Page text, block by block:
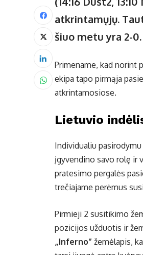
atkrintamųjų.
šiuo metu yra 2-0.
Primename, kad norint
ekipa tapo pirmąja
atkrintamosiose.
Lietuvio
Individualiu
įgyvendino savo rolę ir
pratesimo pergalės
trečiajame perėmus
Pirmieji 2 susitikimo
pozicijos užduotis ir
„Inferno” žemėlapis,